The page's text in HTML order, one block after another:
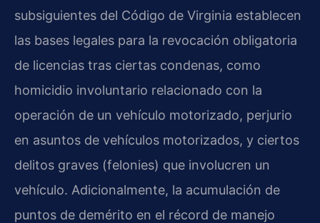
subsiguientes del Código de Virginia establecen
las bases legales para la revocación obligatoria
de licencias tras ciertas condenas, como
homicidio involuntario relacionado con la
operación de un vehículo motorizado, perjurio
en asuntos de vehículos motorizados, y ciertos
delitos graves (felonies) que involucren un
vehículo. Adicionalmente, la acumulación de
puntos de demérito en el récord de manejo